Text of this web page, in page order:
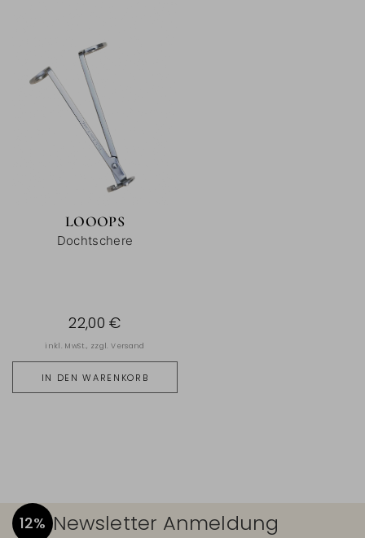
LOOOPS
Dochtschere
IN DEN WARENKORB
22,00 €
inkl. MwSt., zzgl.Versand
12% Newsletter Anmeldung